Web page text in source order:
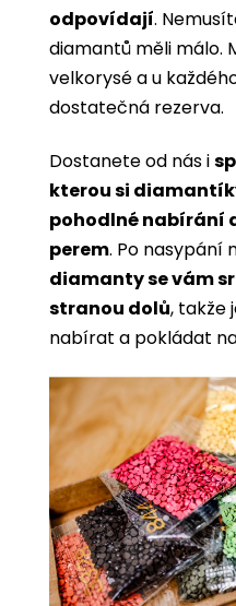
odpovídají.
diamantů měli málo.
velkorysé a u
dostatečná rezerva.
Dostanete od nás i
kterou si
pohodlné nabírání
perem. Po nasypání
diamanty se vám
stranou dolů, takže
nabírat a pokládat